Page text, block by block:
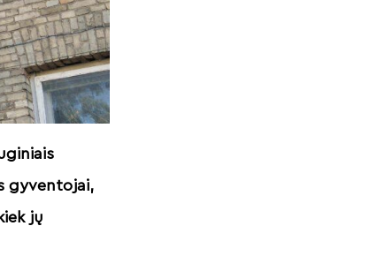
gyventojai,
jų